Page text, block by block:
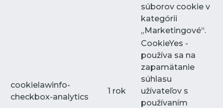
súborov cookie v
kategórii
„Marketingové“.
cookielawinfo-
checkbox-analytics
1 rok
CookieYes -
používa sa na
zapamätanie
súhlasu
užívateľov s
používaním